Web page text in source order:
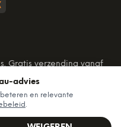
Gratis verzending vanaf
advies
en relevante
.